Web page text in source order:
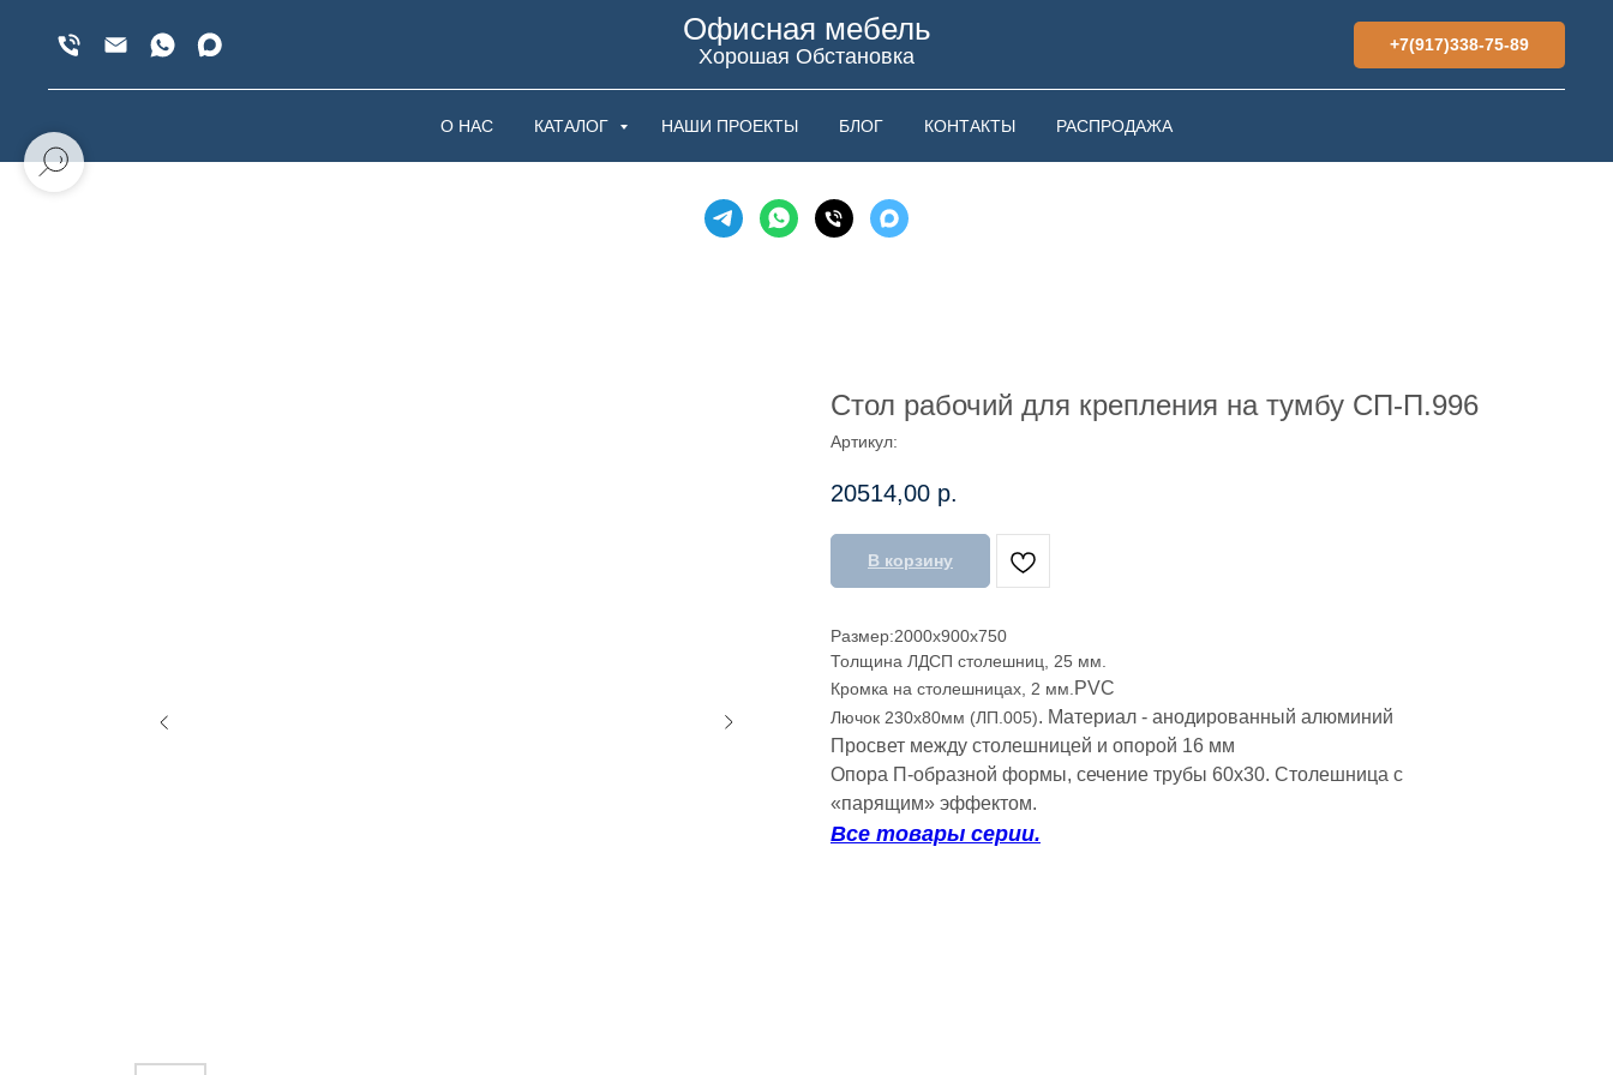
Офисная мебель
Хорошая Обстановка +7(917)338-75-89
О НАС КАТАЛОГ НАШИ ПРОЕКТЫ БЛОГ КОНТАКТЫ РАСПРОДАЖА
Стол рабочий для крепления на тумбу СП-П.996
Артикул:
20514,00 р.
В корзину
Размер:2000х900х750
Толщина ЛДСП столешниц, 25 мм.
Кромка на столешницах, 2 мм.PVC
Лючок 230х80мм (ЛП.005). Материал - анодированный алюминий
Просвет между столешницей и опорой 16 мм
Опора П-образной формы, сечение трубы 60х30. Столешница с
«парящим» эффектом.
Все товары серии.